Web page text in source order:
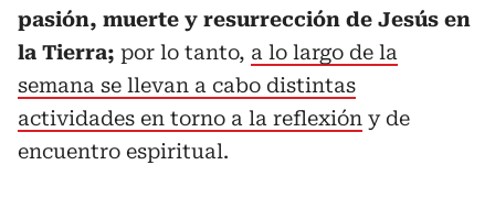
pasión, muerte y resurrección de Jesús en
la Tierra; por lo tanto, a lo largo de la
semana se llevan a cabo distintas
actividades en torno a la reflexión y de
encuentro espiritual.